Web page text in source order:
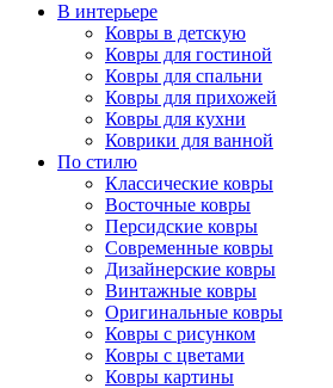
В интерьере
Ковры в детскую
Ковры для гостиной
Ковры для спальни
Ковры для прихожей
Ковры для кухни
Коврики для ванной
По стилю
Классические ковры
Восточные ковры
Персидские ковры
Современные ковры
Дизайнерские ковры
Винтажные ковры
Оригинальные ковры
Ковры с рисунком
Ковры с цветами
Ковры картины